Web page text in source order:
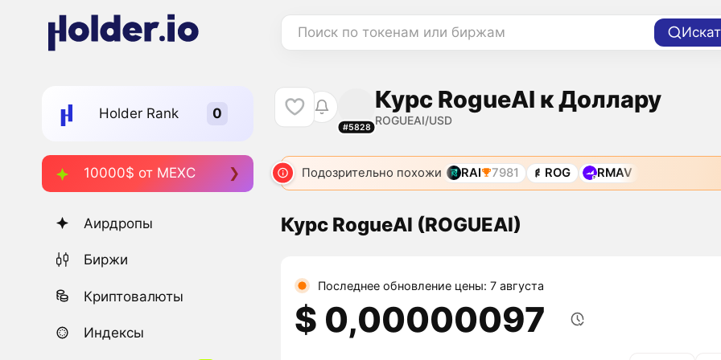
Поиск по токенам или биржам
Holder Rank
10000$ от MEXC
Аирдропы
Биржи
Криптовалюты
Индексы
#5828
Курс RogueAI к Доллару
ROGUEAI/USD
Подозрительно похожи RAI 7981 ROG RMAV
Курс RogueAI (ROGUEAI)
Последнее обновление цены: 7 августа
$ 0,00000097